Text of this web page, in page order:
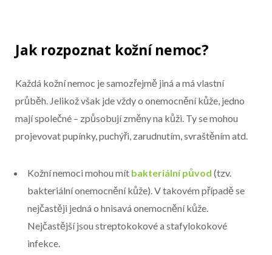
Jak rozpoznat kožní nemoc?
Každá kožní nemoc je samozřejmě jiná a má vlastní
průběh. Jelikož však jde vždy o onemocnění kůže, jedno
mají společné – způsobují změny na kůži. Ty se mohou
projevovat pupínky, puchýři, zarudnutím, svraštěním atd.
Kožní nemoci mohou mít bakteriální původ (tzv.
bakteriální onemocnění kůže). V takovém případě se
nejčastěji jedná o hnisavá onemocnění kůže.
Nejčastější jsou streptokokové a stafylokokové
infekce.